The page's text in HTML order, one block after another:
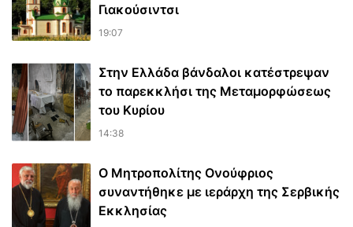
Γιακούσιντσι
19:07
Στην Ελλάδα βάνδαλοι κατέστρεψαν
το παρεκκλήσι της Μεταμορφώσεως
του Κυρίου
14:38
Ο Μητροπολίτης Ονούφριος
συναντήθηκε με ιεράρχη της Σερβικής
Εκκλησίας